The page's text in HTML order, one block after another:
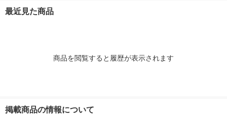
Y (1個入)
最近見た商品
商品を閲覧すると履歴が表示されます
掲載商品の情報について